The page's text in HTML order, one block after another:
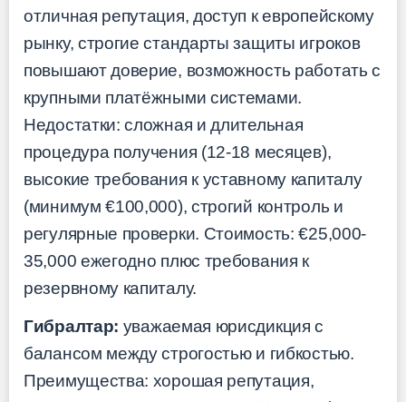
отличная репутация, доступ к европейскому
рынку, строгие стандарты защиты игроков
повышают доверие, возможность работать с
крупными платёжными системами.
Недостатки: сложная и длительная
процедура получения (12-18 месяцев),
высокие требования к уставному капиталу
(минимум €100,000), строгий контроль и
регулярные проверки. Стоимость: €25,000-
35,000 ежегодно плюс требования к
резервному капиталу.
Гибралтар: уважаемая юрисдикция с
балансом между строгостью и гибкостью.
Преимущества: хорошая репутация,